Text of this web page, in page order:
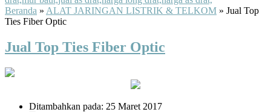
Beranda » ALAT JARINGAN LISTRIK & TELKOM » Jual Top
Ties Fiber Optic
Jual Top Ties Fiber Optic
Ditambahkan pada: 25 Maret 2017